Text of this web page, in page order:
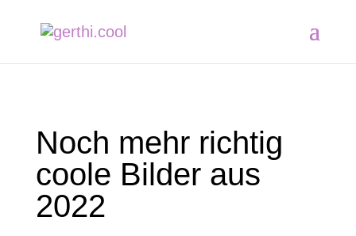
Noch mehr richtig
coole Bilder aus
2022